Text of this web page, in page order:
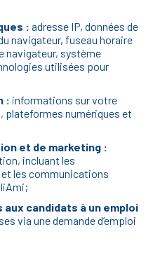
: adresse IP, données de
navigateur, fuseau horaire
navigateur, système
utilisées pour
: informations sur votre
plateformes numériques et
et de marketing :
incluant les
les communications
candidats à un emploi
via une demande d’emploi